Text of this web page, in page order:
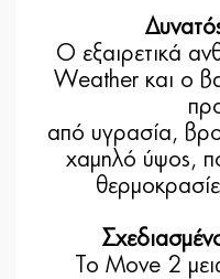
Ο εξαιρετικά
Weather και ο
από υγρασία,
χαμηλό ύψος,
Το Move 2